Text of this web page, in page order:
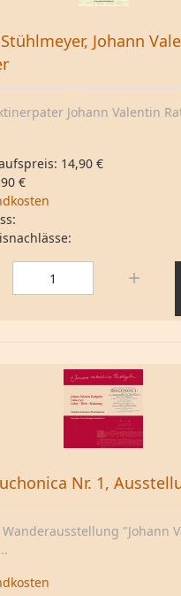
Johann
Johann Valentin
14,90 €
€
Nr. 1,
"Johann